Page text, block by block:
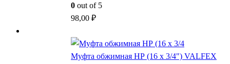
0 out of 5
98,00₽
Муфта обжимная НР (16 x 3/4") VALFEX